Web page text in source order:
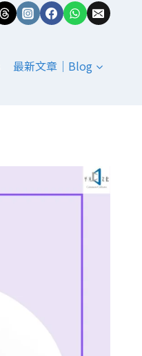
最新文章｜Blog